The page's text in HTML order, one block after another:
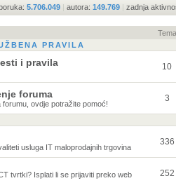
5.706.049 | autora: 149.769 | zadnja
Tema
PRAVILA
i pravila 10
foruma
ovdje potražite pomoć!
3
usluga IT maloprodajnih trgovina
336
tvrtki? Isplati li se prijaviti preko web
252